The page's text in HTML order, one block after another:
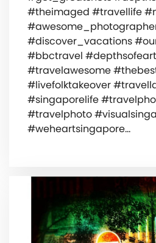
#theimaged #travellife
#discover_vacations
#bbctravel
#travelawesome
#livefolktakeover
#singaporelife
#travelphoto
#weheartsingapore…